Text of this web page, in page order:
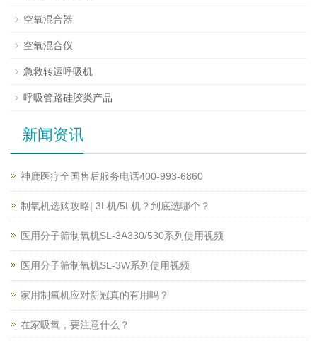
空氧混合器
空氧混合仪
急救转运呼吸机
呼吸管路硅胶类产品
新闻资讯
神鹿医疗全国售后服务电话400-993-6860
制氧机选购攻略| 3L机/5L机？到底选哪个？
医用分子筛制氧机SL-3A330/530系列使用视频
医用分子筛制氧机SL-3W系列使用视频
家用制氧机应对新冠真的有用吗？
在家吸氧，要注意什么？